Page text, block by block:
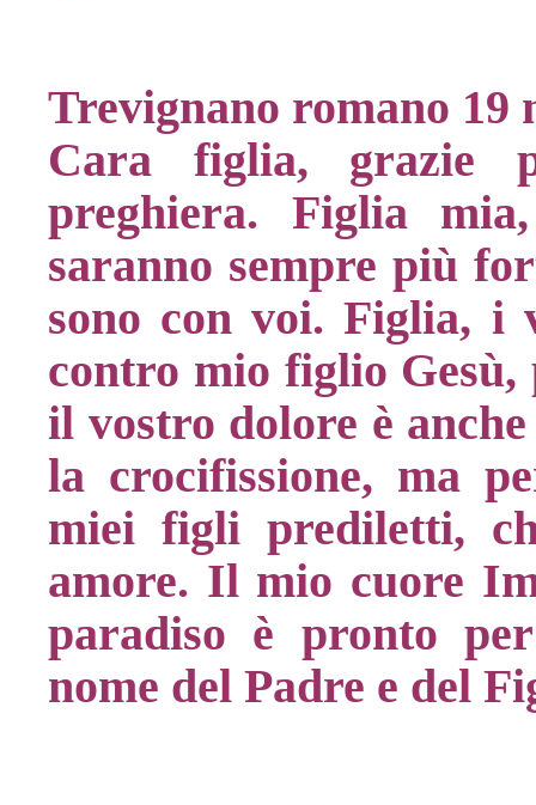
Trevignano romano 19
Cara figlia, grazie
preghiera. Figlia
saranno sempre più
sono con voi. Figlia, i
contro mio figlio Gesù,
il vostro dolore è
la crocifissione, ma
miei figli prediletti,
amore. Il mio cuore
paradiso è pronto
nome del Padre e del